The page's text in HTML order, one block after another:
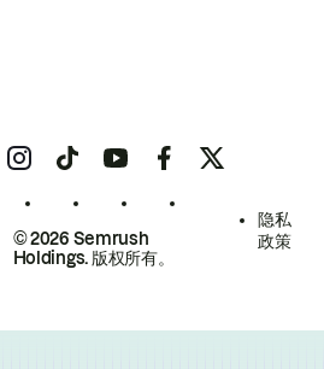
© 2026 Semrush
Holdings. 版权所有。
隐私
政策